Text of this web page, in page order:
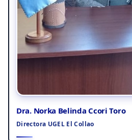
Dra. Norka Belinda Ccori Toro
Directora UGEL El Collao